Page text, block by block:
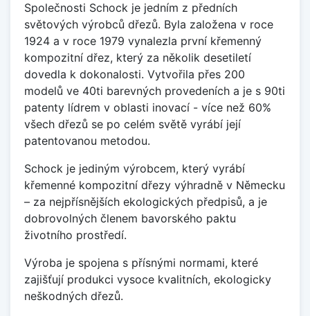
Společnosti Schock je jedním z předních
světových výrobců dřezů. Byla založena v roce
1924 a v roce 1979 vynalezla první křemenný
kompozitní dřez, který za několik desetiletí
dovedla k dokonalosti. Vytvořila přes 200
modelů ve 40ti barevných provedeních a je s 90ti
patenty lídrem v oblasti inovací - více než 60%
všech dřezů se po celém světě vyrábí její
patentovanou metodou.
Schock je jediným výrobcem, který vyrábí
křemenné kompozitní dřezy výhradně v Německu
– za nejpřísnějších ekologických předpisů, a je
dobrovolných členem bavorského paktu
životního prostředí.
Výroba je spojena s přísnými normami, které
zajišťují produkci vysoce kvalitních, ekologicky
neškodných dřezů.